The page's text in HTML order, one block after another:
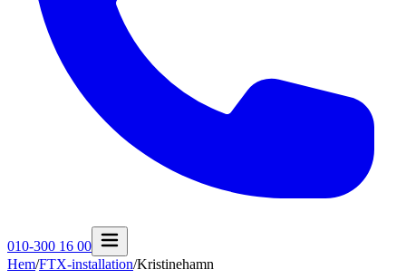
010-300 16 00
Hem/FTX-installation/Kristinehamn